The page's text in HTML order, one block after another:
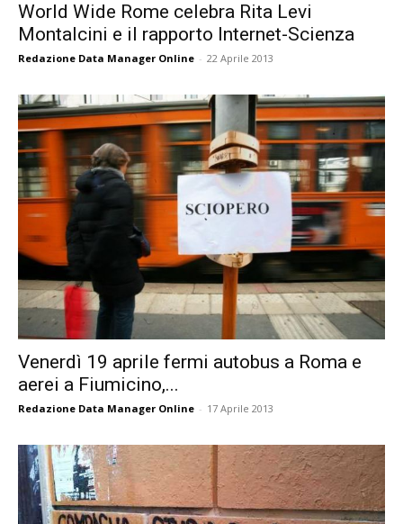
World Wide Rome celebra Rita Levi
Montalcini e il rapporto Internet-Scienza
Redazione Data Manager Online - 22 Aprile 2013
Venerdì 19 aprile fermi autobus a Roma e
aerei a Fiumicino,...
Redazione Data Manager Online - 17 Aprile 2013